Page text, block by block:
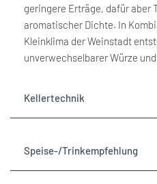
verringern" erhöhen"
geringere Erträge, dafür aber
aromatischer Dichte. In
Kleinklima der Weinstadt
unverwechselbarer Würze
Kellertechnik
Speise-/Trinkempfehlung